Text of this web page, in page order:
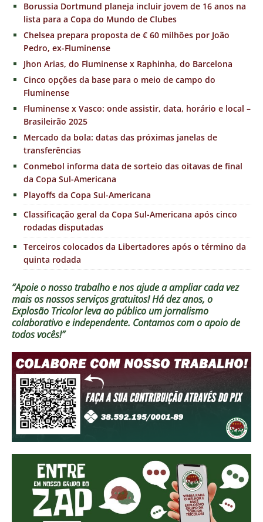
Borussia Dortmund planeja incluir jovem de 16 anos na
lista para a Copa do Mundo de Clubes
Chelsea prepara proposta de € 60 milhões por João
Pedro, ex-Fluminense
Jhon Arias, do Fluminense x Raphinha, do Barcelona
Cinco opções da base para o meio de campo do
Fluminense
Fluminense x Vasco: onde assistir, data, horário e local –
Brasileirão 2025
Mercado da bola: datas das próximas janelas de
transferências
Conmebol informa data de sorteio das oitavas de final
da Copa Sul-Americana
Playoffs da Copa Sul-Americana
Classificação geral da Copa Sul-Americana após cinco
rodadas disputadas
Terceiros colocados da Libertadores após o término da
quinta rodada
“Apoie o nosso trabalho e nos ajude a ampliar cada vez
mais os nossos serviços gratuitos!Há dez anos, o
Explosão Tricolor leva ao público um jornalismo
colaborativo e independente. Contamos com o apoio de
todos vocês!”